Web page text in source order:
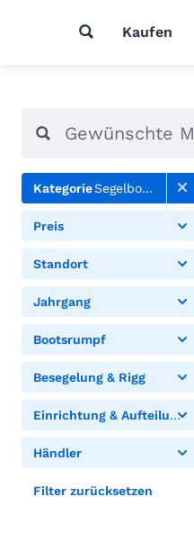
Kaufen
KategorieSegelboote
Preis
Standort
Jahrgang
Bootsrumpf
Besegelung & Rigg
Einrichtung & Aufteilung
Händler
Filter zurücksetzen